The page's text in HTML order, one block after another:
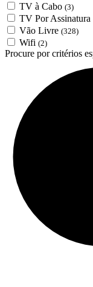
TV à Cabo (3)
TV Por Assinatura
Vão Livre (328)
Wifi (2)
Procure por critérios